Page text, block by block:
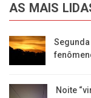
AS MAIS
Noite